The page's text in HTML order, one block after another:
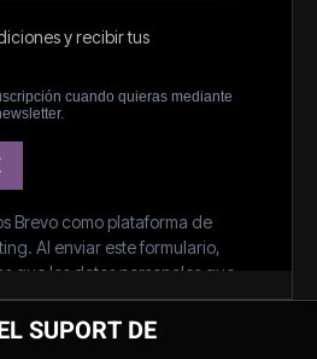
SUPORT DE